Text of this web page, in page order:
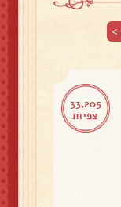
>
33,205
צפיות